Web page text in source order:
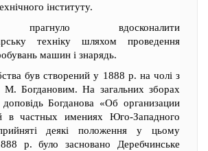
інституту.
прагнуло вдосконалити
техніку шляхом проведення
машин і знарядь.
був створений у 1888 р. на чолі з
Богдановим. На загальних зборах
доповідь Богданова «Об организации
в частных имениях Юго-Западного
деякі положення у цьому
р. було засновано Деребчинське